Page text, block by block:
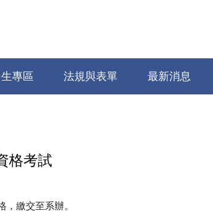
專區 法規與表單 最新消息
格考試
，繳交至系辦。